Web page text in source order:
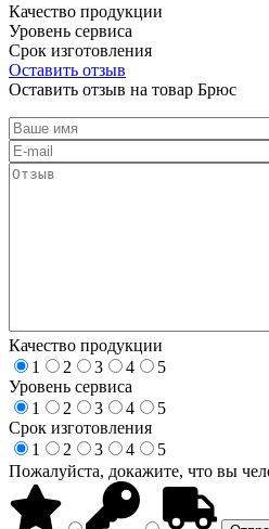
Качество продукции
Уровень сервиса
Срок изготовления
Оставить отзыв
Оставить отзыв на товар Брюс
Качество продукции
1
2 3 4
5
Уровень сервиса
1
2 3 4
5
Срок изготовления
1
2 3 4
5
Пожалуйста, докажите, что вы